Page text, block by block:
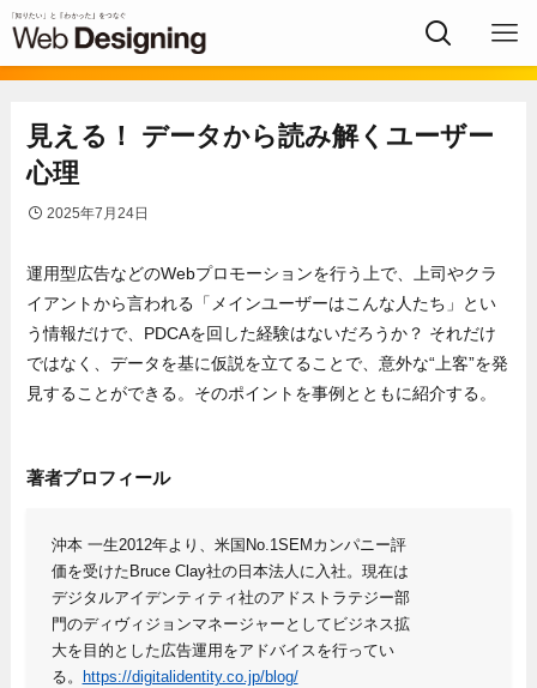
見える！ データから読み解くユーザー
心理
2025年7月24日
運用型広告などのWebプロモーションを行う上で、上司やクラ
イアントから言われる「メインユーザーはこんな人たち」とい
う情報だけで、PDCAを回した経験はないだろうか？ それだけ
ではなく、データを基に仮説を立てることで、意外な“上客”を発
見することができる。そのポイントを事例とともに紹介する。
著者プロフィール
沖本 一生2012年より、米国No.1SEMカンパニー評
価を受けたBruce Clay社の日本法人に入社。現在は
デジタルアイデンティティ社のアドストラテジー部
門のディヴィジョンマネージャーとしてビジネス拡
大を目的とした広告運用をアドバイスを行ってい
る。
https://digitalidentity.co.jp/blog/